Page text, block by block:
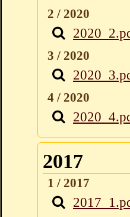
2 / 2020
3 / 2020
4 / 2020
2017
1 / 2017